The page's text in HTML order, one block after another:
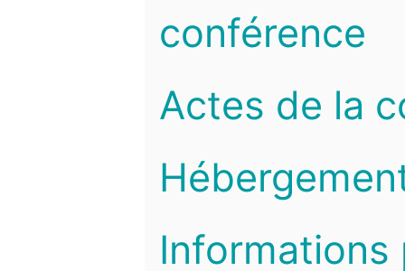
conférence
Actes de la
Informations